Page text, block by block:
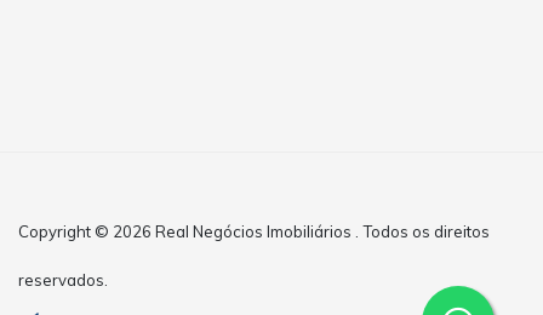
Copyright © 2026 Real Negócios Imobiliários . Todos os direitos
reservados.